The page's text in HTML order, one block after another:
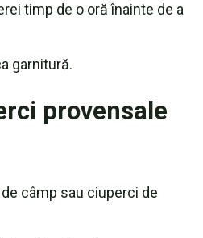
timp de o oră înainte de a
garnitură.
provensale
câmp sau ciuperci de